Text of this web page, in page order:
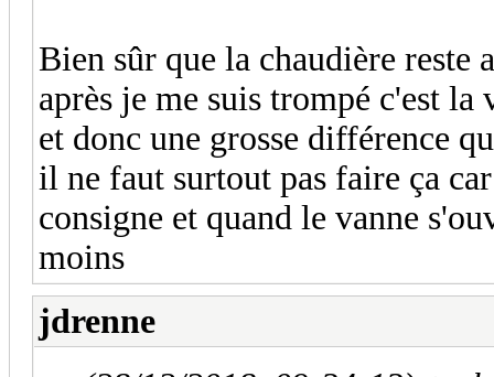
Bien sûr que la chaudière reste
après je me suis trompé c'est
et donc une grosse différence
il ne faut surtout pas faire ça
consigne et quand le vanne
moins
jdrenne